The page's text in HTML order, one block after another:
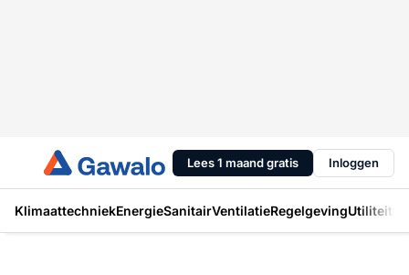
Lees 1 maand gratis Inloggen
KlimaattechniekEnergieSanitairVentilatieRegelgevingUtiliteit